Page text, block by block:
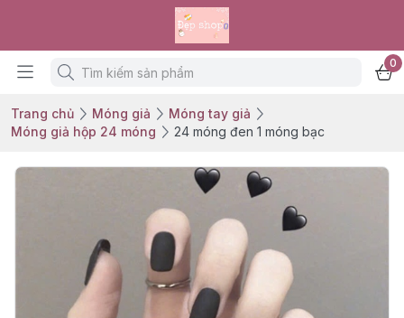
0
Trang chủ Móng giả
Móng tay giả
Móng giả hộp 24 móng
24 móng đen 1 móng bạc